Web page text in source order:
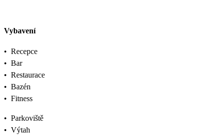
Vybavení
• Recepce
• Bar
• Restaurace
• Bazén
• Fitness
• Parkoviště
• Výtah